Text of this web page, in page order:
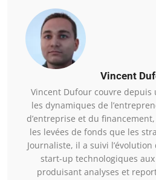
Vincent
Vincent Dufour couvre depuis
les dynamiques de
d’entreprise et du
les levées de fonds que les
Journaliste, il a suivi
start-up technologiques
produisant analyses et